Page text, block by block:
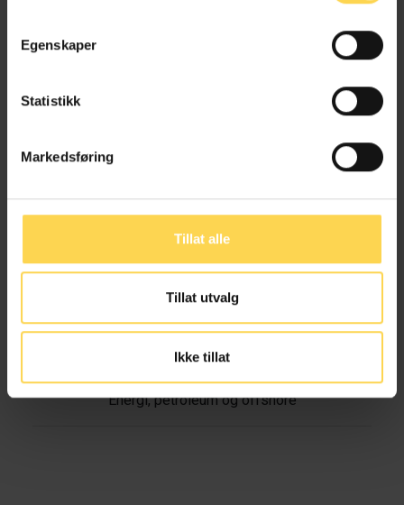
Egenskaper
Statistikk
Markedsføring
Tillat alle
Tillat utvalg
Ikke tillat
Energi, petroleum og offshore